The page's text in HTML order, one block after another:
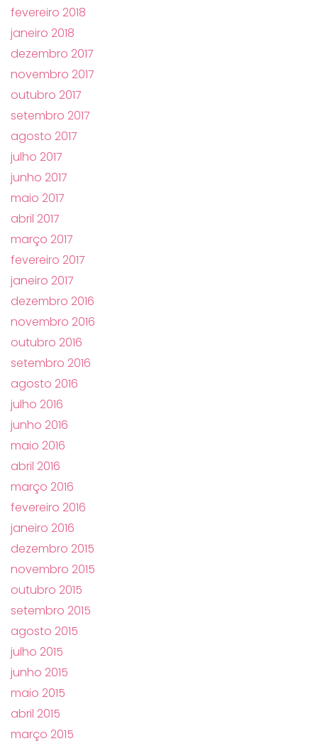
fevereiro 2018
janeiro 2018
dezembro 2017
novembro 2017
outubro 2017
setembro 2017
agosto 2017
julho 2017
junho 2017
maio 2017
abril 2017
março 2017
fevereiro 2017
janeiro 2017
dezembro 2016
novembro 2016
outubro 2016
setembro 2016
agosto 2016
julho 2016
junho 2016
maio 2016
abril 2016
março 2016
fevereiro 2016
janeiro 2016
dezembro 2015
novembro 2015
outubro 2015
setembro 2015
agosto 2015
julho 2015
junho 2015
maio 2015
abril 2015
março 2015